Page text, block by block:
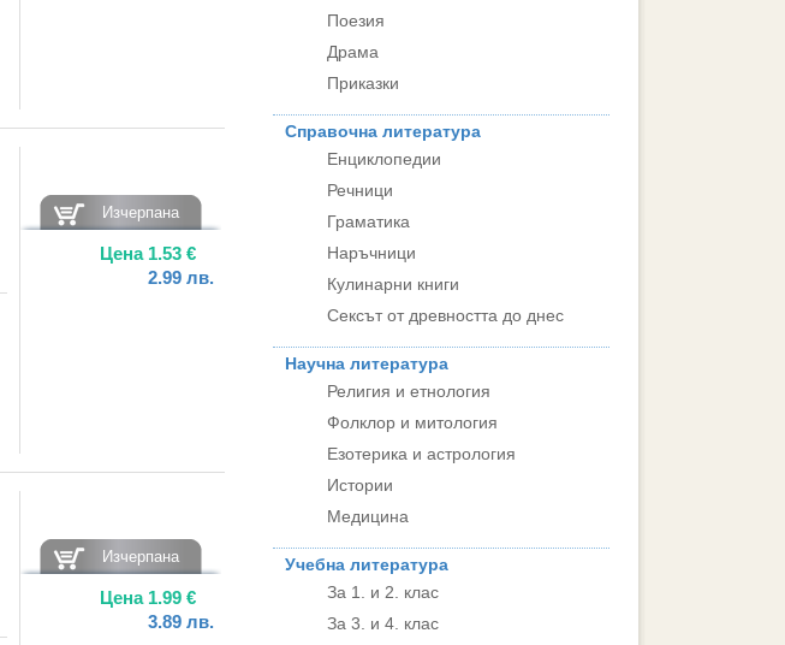
Изчерпана
Цена 1.53 €
2.99 лв.
Изчерпана
Цена 1.99 €
3.89 лв.
Поезия
Драма
Приказки
Справочна литература
Енциклопедии
Речници
Граматика
Наръчници
Кулинарни книги
Сексът от древността до днес
Научна литература
Религия и етнология
Фолклор и митология
Езотерика и астрология
Истории
Медицина
Учебна литература
За 1. и 2. клас
За 3. и 4. клас